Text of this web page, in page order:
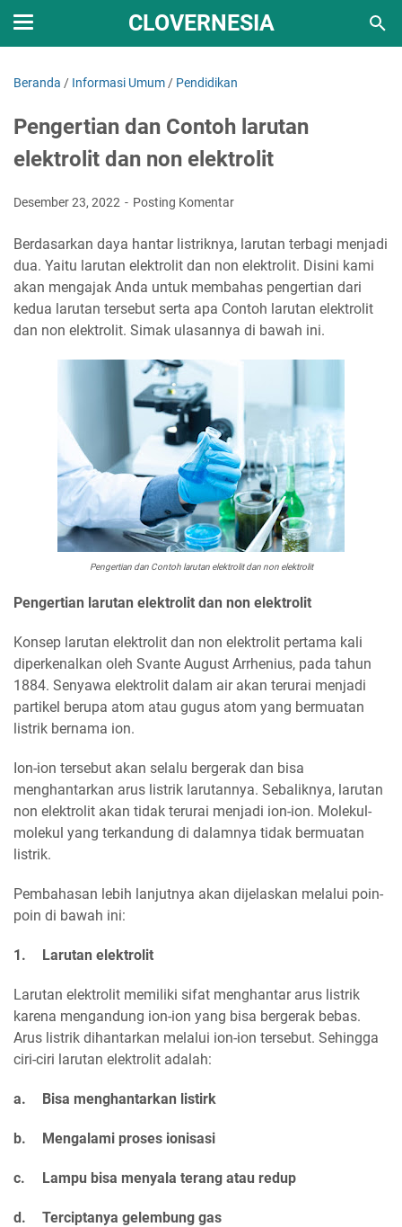
CLOVERNESIA
Beranda / Informasi Umum / Pendidikan
Pengertian dan Contoh larutan
elektrolit dan non elektrolit
Desember 23, 2022 Posting Komentar
Berdasarkan daya hantar listriknya, larutan terbagi menjadi
dua. Yaitu larutan elektrolit dan non elektrolit. Disini kami
akan mengajak Anda untuk membahas pengertian dari
kedua larutan tersebut serta apa Contoh larutan elektrolit
dan non elektrolit. Simak ulasannya di bawah ini.
Pengertian dan Contoh larutan elektrolit dan non elektrolit
Pengertian larutan elektrolit dan non elektrolit
Konsep larutan elektrolit dan non elektrolit pertama kali
diperkenalkan oleh Svante August Arrhenius, pada tahun
1884. Senyawa elektrolit dalam air akan terurai menjadi
partikel berupa atom atau gugus atom yang bermuatan
listrik bernama ion.
Ion-ion tersebut akan selalu bergerak dan bisa
menghantarkan arus listrik larutannya. Sebaliknya, larutan
non elektrolit akan tidak terurai menjadi ion-ion. Molekul-
molekul yang terkandung di dalamnya tidak bermuatan
listrik.
Pembahasan lebih lanjutnya akan dijelaskan melalui poin-
poin di bawah ini:
1. Larutan elektrolit
Larutan elektrolit memiliki sifat menghantar arus listrik
karena mengandung ion-ion yang bisa bergerak bebas.
Arus listrik dihantarkan melalui ion-ion tersebut. Sehingga
ciri-ciri larutan elektrolit adalah:
a. Bisa menghantarkan listirk
b. Mengalami proses ionisasi
c. Lampu bisa menyala terang atau redup
d. Terciptanya gelembung gas